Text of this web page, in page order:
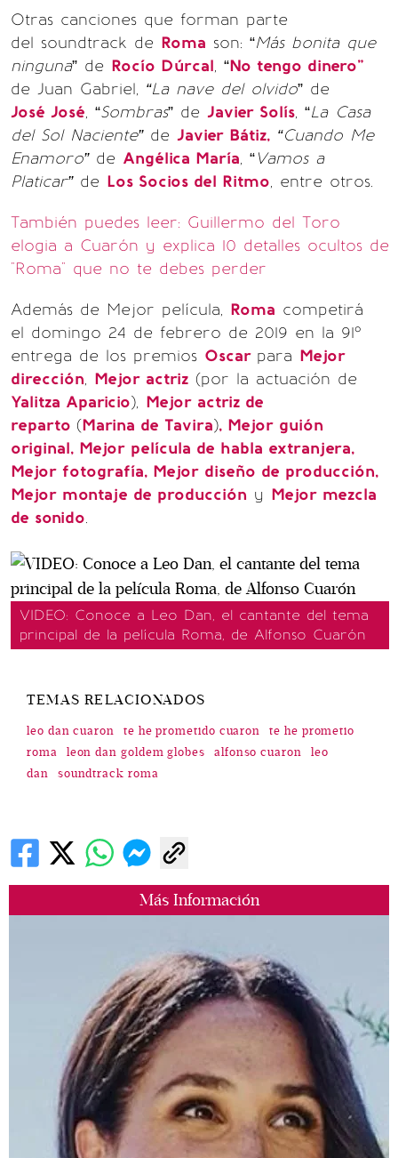
Más Información
Otras canciones que forman parte
del soundtrack de Roma son: “Más bonita que
ninguna” de Rocío Dúrcal, “No tengo dinero”
de Juan Gabriel, “La nave del olvido” de
José José, “Sombras” de Javier Solís, “La Casa
del Sol Naciente” de Javier Bátiz, “Cuando Me
Enamoro” de Angélica María, “Vamos a
Platicar” de Los Socios del Ritmo, entre otros.
También puedes leer: Guillermo del Toro
elogia a Cuarón y explica 10 detalles ocultos de
"Roma" que no te debes perder
Además de Mejor película, Roma competirá
el domingo 24 de febrero de 2019 en la 91º
entrega de los premios Oscar para Mejor
dirección, Mejor actriz (por la actuación de
Yalitza Aparicio), Mejor actriz de
reparto (Marina de Tavira), Mejor guión
original, Mejor película de habla extranjera,
Mejor fotografía, Mejor diseño de producción,
Mejor montaje de producción y Mejor mezcla
de sonido.
VIDEO: Conoce a Leo Dan, el cantante del tema
principal de la película Roma, de Alfonso Cuarón
TEMAS RELACIONADOS
leo dan cuaron te he prometido cuaron
te he prometio
roma
leon dan goldem globes alfonso cuaron
leo
dan
soundtrack roma